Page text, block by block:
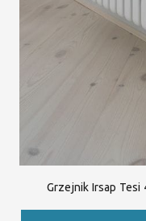
Grzejnik Irsap Tesi